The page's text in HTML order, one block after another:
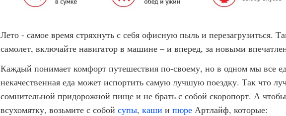
Лето - самое время стряхнуть с себя офисную пыль и перезагрузиться.
самолет, включайте навигатор в машине – и вперед, за новыми
Каждый понимает комфорт путешествия по-своему, но в одном мы все
некачественная еда может испортить самую лучшую поездку. Так что
сомнительной придорожной пище и не брать с собой скоропорт. А
всухомятку, возьмите с собой супы, каши и пюреАртлайф, которые: